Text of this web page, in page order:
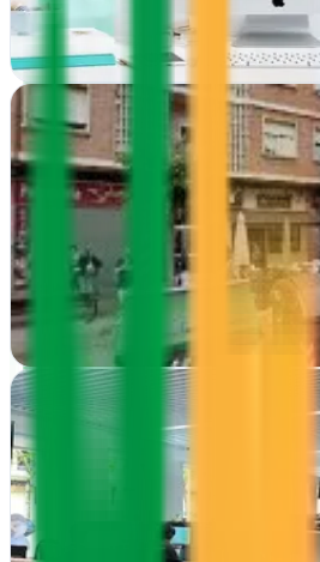
riojanas
Ver fichacompleta
Saul Cortes
Logroño, La Rioja
Posicionamiento web y diseño en
presencia online con estrategias
internet y desarrollo web…
Ver ficha completa
SDi Digital Group
Logroño, La Rioja
Transformamos negocios riojanos con
generan resultados. Posicionamiento